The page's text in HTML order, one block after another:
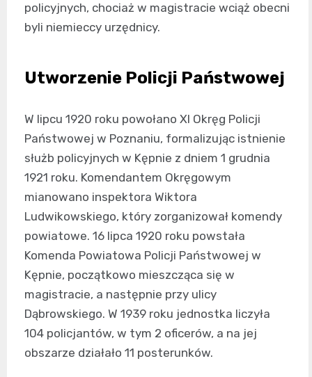
policyjnych, chociaż w magistracie wciąż obecni
byli niemieccy urzędnicy.
Utworzenie Policji Państwowej
W lipcu 1920 roku powołano XI Okręg Policji
Państwowej w Poznaniu, formalizując istnienie
służb policyjnych w Kępnie z dniem 1 grudnia
1921 roku. Komendantem Okręgowym
mianowano inspektora Wiktora
Ludwikowskiego, który zorganizował komendy
powiatowe. 16 lipca 1920 roku powstała
Komenda Powiatowa Policji Państwowej w
Kępnie, początkowo mieszcząca się w
magistracie, a następnie przy ulicy
Dąbrowskiego. W 1939 roku jednostka liczyła
104 policjantów, w tym 2 oficerów, a na jej
obszarze działało 11 posterunków.